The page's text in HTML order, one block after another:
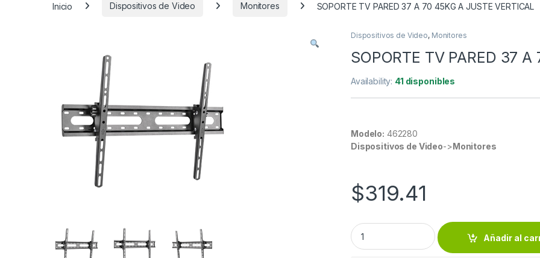
Inicio Dispositivos de Video Monitores SOPORTE TV PARED 37 A 70 45KG A JUSTE VERTICAL
Dispositivos de Video, Monitores
SOPORTE TV PARED 37
Availability: 41 disponibles
Modelo: 462280
Dispositivos de Video->Monitores
$319.41
SOPORTE TV PARED 37 A 70 45KG A JUSTE
Añadir al